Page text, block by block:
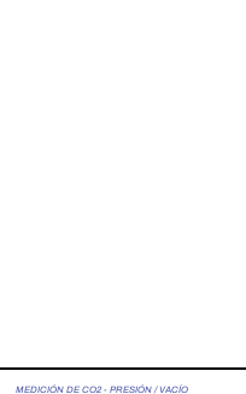
MEDICIÓN DE CO2 - PRESIÓN / VACÍO